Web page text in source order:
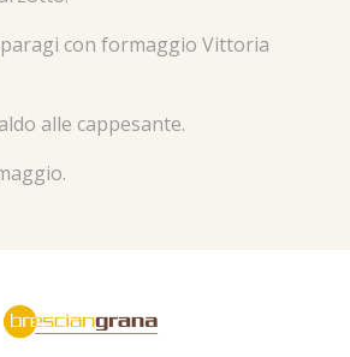
con formaggio Vittoria
alle cappesante.